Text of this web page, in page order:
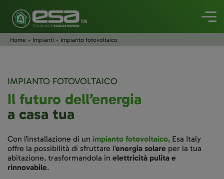
Home Impianti Impianto fotovoltaico
IMPIANTO FOTOVOLTAICO
Il futuro dell’energia
a casa tua
Con l'installazione di un impianto fotovoltaico, Esa Italy
offre la possibilità di sfruttare l'energia solare per la tua
abitazione, trasformandola in elettricità pulita e
rinnovabile.